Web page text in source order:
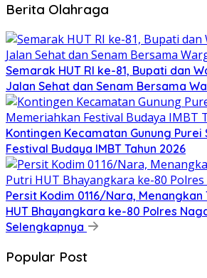
Berita Olahraga
Semarak HUT RI ke-81, Bupati dan
Jalan Sehat dan Senam Bersama
Kontingen Kecamatan Gunung
Festival Budaya IMBT Tahun 2026
Persit Kodim 0116/Nara, Menangkan
HUT Bhayangkara ke-80 Polres
Selengkapnya
Popular Post